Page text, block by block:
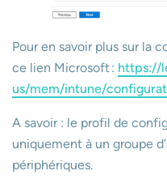
Pour en savoir plus sur la
ce lien Microsoft : https://
us/mem/intune/
A savoir : le profil de
uniquement à un groupe
périphériques.